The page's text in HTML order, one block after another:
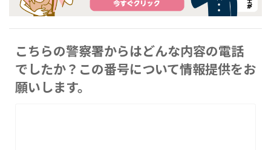
こちらの警察署からはどんな内容の電話
でしたか？この番号について情報提供をお
願いします。